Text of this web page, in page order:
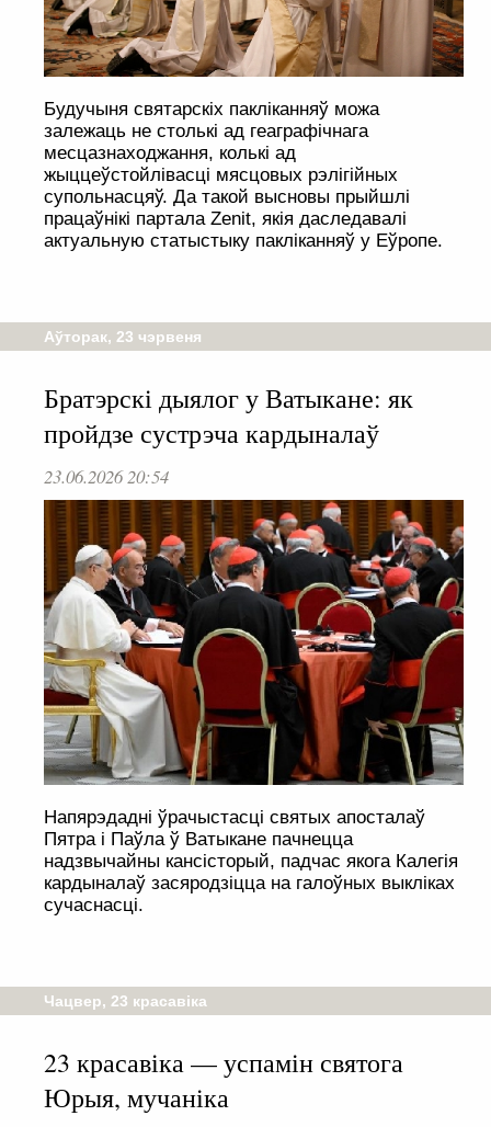
Будучыня святарскіх пакліканняў можа
залежаць не столькі ад геаграфічнага
месцазнаходжання, колькі ад
жыццеўстойлівасці мясцовых рэлігійных
супольнасцяў. Да такой высновы прыйшлі
працаўнікі партала Zenit, якія даследавалі
актуальную статыстыку пакліканняў у Еўропе.
Аўторак, 23 чэрвеня
Братэрскі дыялог у Ватыкане: як
пройдзе сустрэча кардыналаў
23.06.2026 20:54
Напярэдадні ўрачыстасці святых апосталаў
Пятра і Паўла ў Ватыкане пачнецца
надзвычайны кансісторый, падчас якога Калегія
кардыналаў засяродзіцца на галоўных выкліках
сучаснасці.
Чацвер, 23 красавіка
23 красавіка — успамін святога
Юрыя, мучаніка